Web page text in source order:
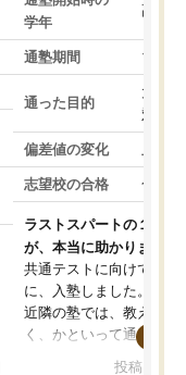
学年
高3
通塾期間 1～3
通った目的
大学
対策
偏差値の変化
志望校の合格 合格
ラストスパートの１か月
が、本当に助かりました
共通テストに向けての追
に、入塾しました。田舎
近隣の塾では、教えても
く、かといって通うには
投稿日：